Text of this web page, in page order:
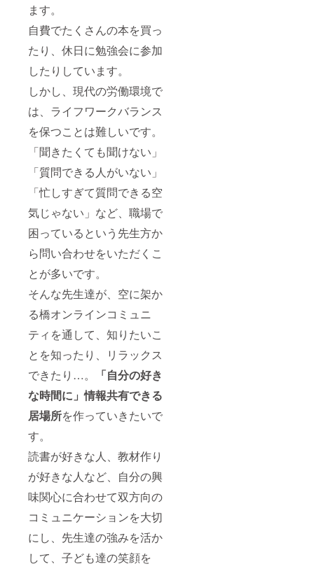
ます。
自費でたくさんの本を買っ
たり、休日に勉強会に参加
したりしています。
しかし、現代の労働環境で
は、ライフワークバランス
を保つことは難しいです。
「聞きたくても聞けない」
「質問できる人がいない」
「忙しすぎて質問できる空
気じゃない」など、職場で
困っているという先生方か
ら問い合わせをいただくこ
とが多いです。
そんな先生達が、空に架か
る橋オンラインコミュニ
ティを通して、知りたいこ
とを知ったり、リラックス
できたり…。
「自分の好き
な時間に」情報共有できる
居場所を作っていきたいで
す。
読書が好きな人、教材作り
が好きな人など、自分の興
味関心に合わせて双方向の
コミュニケーションを大切
にし、先生達の強みを活か
して、子ども達の笑顔を